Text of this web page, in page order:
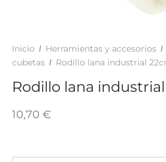
Inicio / Herramientas y accesorios /
cubetas / Rodillo lana industrial
Rodillo lana
10,70 €
TINTES Y MANUALIDADES